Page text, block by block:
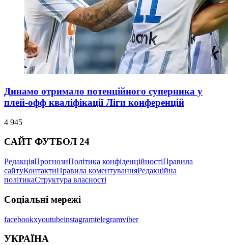
Динамо отримало потенційного суперника у
плей-офф кваліфікації Ліги конференцій
4 945
САЙТ ФУТБОЛ 24
РедакціяПрогнозиПолітика конфіденційностіПравила
сайтуКонтактиПравила коментуванняРедакційна
політикаСтруктура власності
Соціальні мережі
facebookxyoutubeinstagramtelegramviber
УКРАЇНА